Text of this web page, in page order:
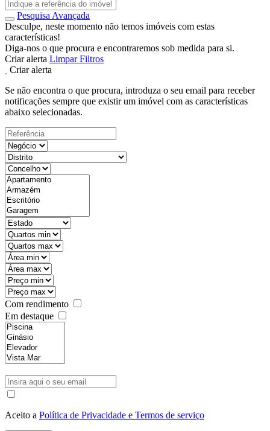
Pesquisa Avançada
Desculpe, neste momento não temos imóveis com estas
características!
Diga-nos o que procura e encontraremos sob medida para si.
Criar alerta Limpar Filtros
Criar alerta
Se não encontra o que procura, introduza o seu email para receber
notificações sempre que existir um imóvel com as características
abaixo selecionadas.
Com rendimento
Em destaque
Aceito a Política de Privacidade e Termos de serviço